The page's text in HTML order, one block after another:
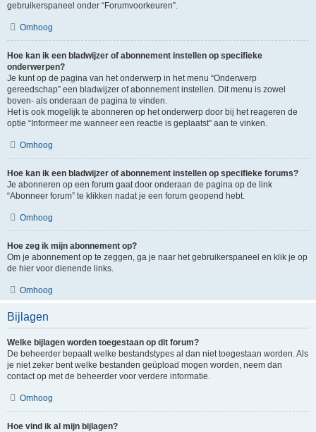
gebruikerspaneel onder “Forumvoorkeuren”.
Omhoog
Hoe kan ik een bladwijzer of abonnement instellen op specifieke
onderwerpen?
Je kunt op de pagina van het onderwerp in het menu “Onderwerp
gereedschap” een bladwijzer of abonnement instellen. Dit menu is zowel
boven- als onderaan de pagina te vinden.
Het is ook mogelijk te abonneren op het onderwerp door bij het reageren de
optie “Informeer me wanneer een reactie is geplaatst” aan te vinken.
Omhoog
Hoe kan ik een bladwijzer of abonnement instellen op specifieke forums?
Je abonneren op een forum gaat door onderaan de pagina op de link
“Abonneer forum” te klikken nadat je een forum geopend hebt.
Omhoog
Hoe zeg ik mijn abonnement op?
Om je abonnement op te zeggen, ga je naar het gebruikerspaneel en klik je op
de hier voor dienende links.
Omhoog
Bijlagen
Welke bijlagen worden toegestaan op dit forum?
De beheerder bepaalt welke bestandstypes al dan niet toegestaan worden. Als
je niet zeker bent welke bestanden geüpload mogen worden, neem dan
contact op met de beheerder voor verdere informatie.
Omhoog
Hoe vind ik al mijn bijlagen?